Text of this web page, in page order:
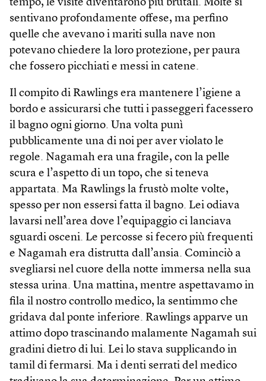
tempo, le visite diventarono più brutali. Molte si
sentivano profondamente offese, ma perfino
quelle che avevano i mariti sulla nave non
potevano chiedere la loro protezione, per paura
che fossero picchiati e messi in catene.
Il compito di Rawlings era mantenere l’igiene a
bordo e assicurarsi che tutti i passeggeri facessero
il bagno ogni giorno. Una volta punì
pubblicamente una di noi per aver violato le
regole. Nagamah era una fragile, con la pelle
scura e l’aspetto di un topo, che si teneva
appartata. Ma Rawlings la frustò molte volte,
spesso per non essersi fatta il bagno. Lei odiava
lavarsi nell’area dove l’equipaggio ci lanciava
sguardi osceni. Le percosse si fecero più frequenti
e Nagamah era distrutta dall’ansia. Cominciò a
svegliarsi nel cuore della notte immersa nella sua
stessa urina. Una mattina, mentre aspettavamo in
fila il nostro controllo medico, la sentimmo che
gridava dal ponte inferiore. Rawlings apparve un
attimo dopo trascinando malamente Nagamah sui
gradini dietro di lui. Lei lo stava supplicando in
tamil di fermarsi. Ma i denti serrati del medico